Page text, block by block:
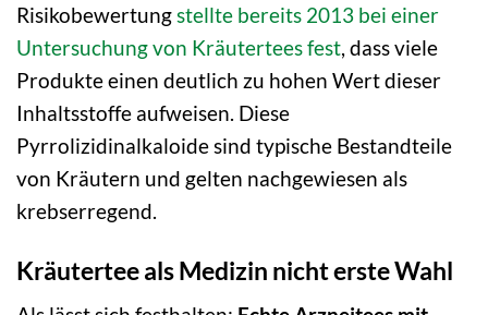
Risikobewertung stellte bereits 2013 bei einer
Untersuchung von Kräutertees fest , dass viele
Produkte einen deutlich zu hohen Wert dieser
Inhaltsstoffe aufweisen. Diese
Pyrrolizidinalkaloide sind typische Bestandteile
von Kräutern und gelten nachgewiesen als
krebserregend.
Kräutertee als Medizin nicht erste Wahl